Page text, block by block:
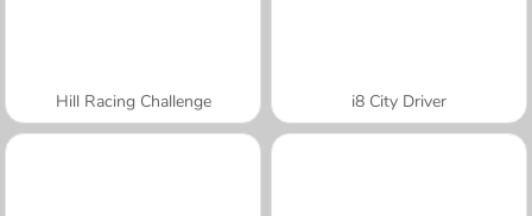
Hill Racing Challenge i8 City Driver